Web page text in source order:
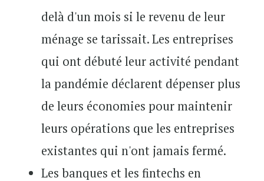
delà d'un mois si le revenu de leur
ménage se tarissait. Les entreprises
qui ont débuté leur activité pendant
la pandémie déclarent dépenser plus
de leurs économies pour maintenir
leurs opérations que les entreprises
existantes qui n'ont jamais fermé.
Les banques et les fintechs en